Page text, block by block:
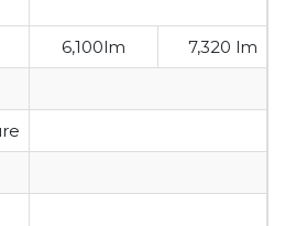
6,100lm
7,320 lm